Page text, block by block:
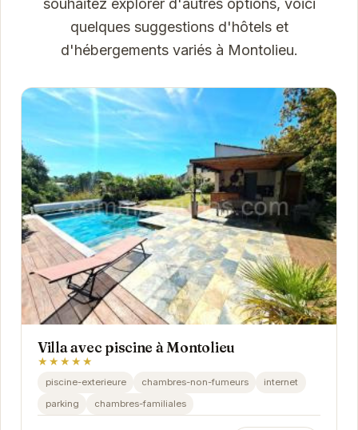
souhaitez explorer d'autres options, voici
quelques suggestions d'hôtels et
d'hébergements variés à Montolieu.
Villa avec piscine à Montolieu
★★★★★
piscine-exterieure chambres-non-fumeurs
internet
parking
chambres-familiales